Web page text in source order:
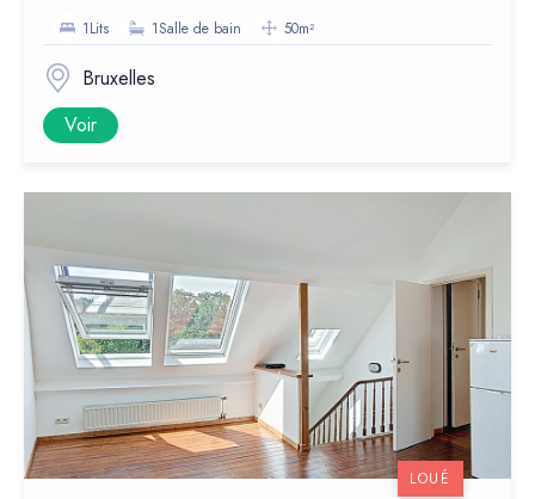
1Lits 1Salle de bain 50m²
Bruxelles
Voir
LOUÉ